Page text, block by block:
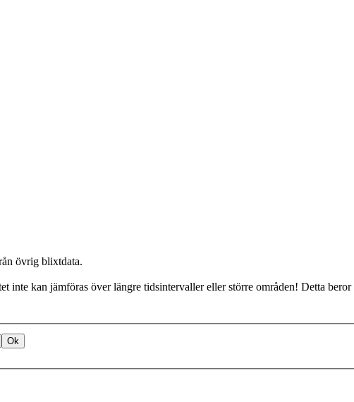
övrig blixtdata.
inte kan jämföras över längre tidsintervaller eller större områden! Detta